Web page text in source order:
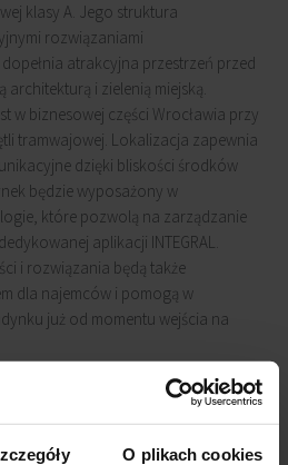
O plikach cookies
klasy A. Jego struktura
rozwiązaniami
atrakcyjna przestrzeń przed
architekturą i zielenią miejską.
w biznesowej części Wrocławia przy
tramwajowej. Lokalizacja zapewnia
dzięki bliskości środków
będzie wyposażony w
które pozwolą na zarządzanie
aplikacji INTEGRAL.
i rozwiązania będą także
dla najemców i pomogą w
już od momentu wejścia na